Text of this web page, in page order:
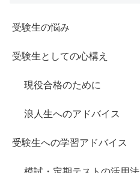
受験生の悩み
受験生としての心構え
現役合格のために
浪人生へのアドバイス
受験生への学習アドバイス